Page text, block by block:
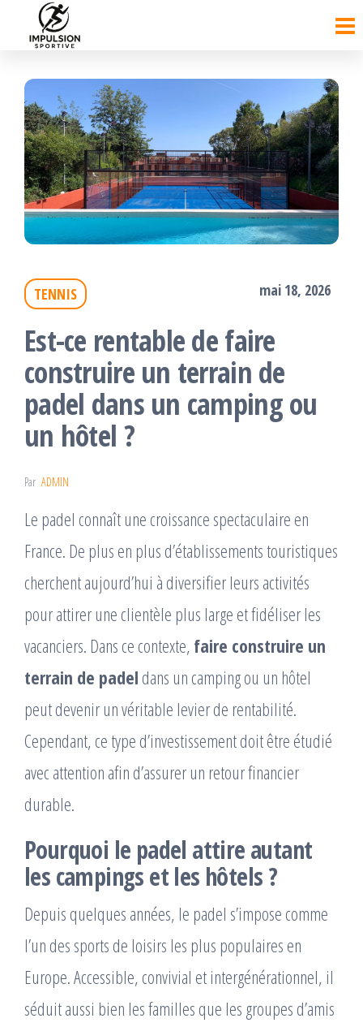
contenu
TENNIS mai 18, 2026
Est-ce rentable de faire
construire un terrain de
padel dans un camping ou
un hôtel ?
Par ADMIN
Le padel connaît une croissance spectaculaire en
France. De plus en plus d’établissements touristiques
cherchent aujourd’hui à diversifier leurs activités
pour attirer une clientèle plus large et fidéliser les
vacanciers. Dans ce contexte, faire construire un
terrain de padel dans un camping ou un hôtel
peut devenir un véritable levier de rentabilité.
Cependant, ce type d’investissement doit être étudié
avec attention afin d’assurer un retour financier
durable.
Pourquoi le padel attire autant
les campings et les hôtels ?
Depuis quelques années, le padel s’impose comme
l’un des sports de loisirs les plus populaires en
Europe. Accessible, convivial et intergénérationnel, il
séduit aussi bien les familles que les groupes d’amis